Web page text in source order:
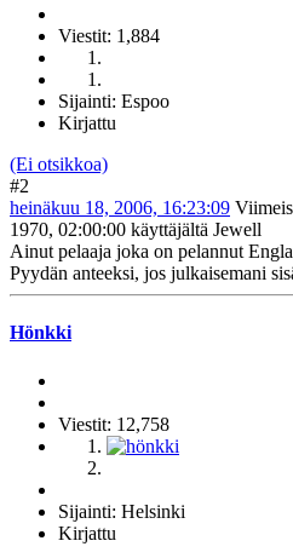
Viestit: 1,884
Sijainti: Espoo
Kirjattu
(Ei otsikkoa)
#2
heinäkuu 18, 2006, 16:23:09
1970, 02:00:00 käyttäjältä Jewell
Ainut pelaaja joka on pelannut
Pyydän anteeksi, jos julkaisemani
Hönkki
Viestit: 12,758
Sijainti: Helsinki
Kirjattu